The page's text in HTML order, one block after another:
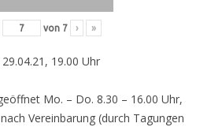
von 7 › »
19.00 Uhr
Mo. – Do. 8.30 – 16.00 Uhr,
Vereinbarung (durch Tagungen